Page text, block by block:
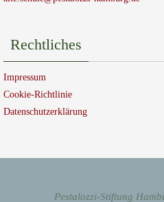
Rechtliches
Impressum
Cookie-Richtlinie
Datenschutzerklärung
Pestalozzi-Stiftung